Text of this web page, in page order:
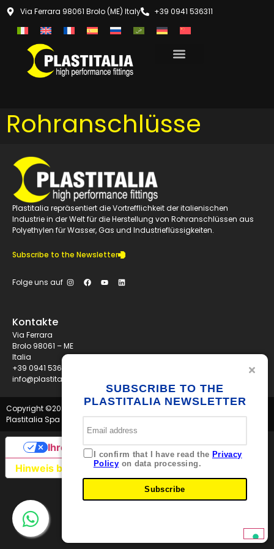
Via Ferrara 98061 Brolo (ME) Italy +39 0941 536311
Rohranschlüsse
Plastitalia repräsentiert die Vortrefflichkeit der italienischen
Industrie in der Welt für die Herstellung von Rohranschlüssen aus
Polyethylen für Wasser, Gas und Industrieflüssigkeiten.
Subscribe to the Newsletter
Folge uns auf
Kontakte
Via Ferrara
Brolo 98061 – ME
Italia
+39 0941 536311
info@plastitaliaspa.com
Copyright ©2026
Plastitalia Spa - P.I. 01834600833 - Tutti i diritti riservati
SUBSCRIBE TO THE
PLASTITALIA NEWSLETTER
I confirm that I have read the Privacy
Policy on data processing.
Subscribe
Hinweis bei Erhebung
Ihre Datenschutzeinstellungen